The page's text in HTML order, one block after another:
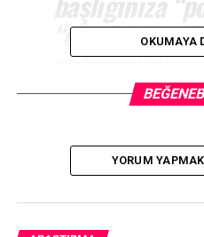
“cast” /
eklemeyin!
Podcast’iniz, başlığı
podcast, kitap, TV
OKUMAYA
YORUM